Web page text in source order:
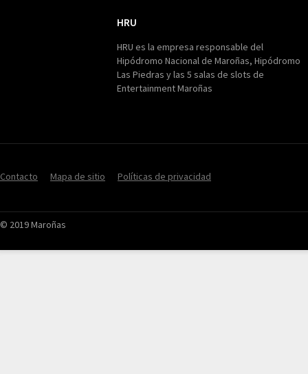
HRU
HRU es la empresa responsable del
Hipódromo Nacional de Maroñas, Hipódromo
Las Piedras y las 5 salas de slots de
Entertainment Maroñas
Contacto Mapa de sitio Políticas de privacidad
© 2019 Maroñas